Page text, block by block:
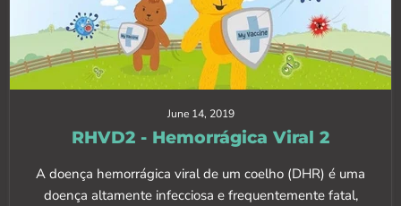
June 14, 2019
RHVD2 - Hemorrágica Viral 2
A doença hemorrágica viral de um coelho (DHR) é uma
doença altamente infecciosa e frequentemente fatal,